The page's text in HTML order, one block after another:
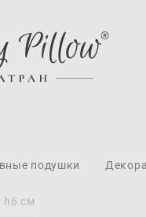
подушки
h6 см